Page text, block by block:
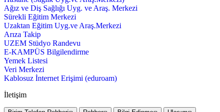
Ağız ve Diş Sağlığı Uyg. ve Araş. Merkezi
Sürekli Eğitim Merkezi
Uzaktan Eğitim Uyg.ve Araş.Merkezi
Arıza Takip
UZEM Stüdyo Randevu
E-KAMPÜS Bilgilendirme
Yemek Listesi
Veri Merkezi
Kablosuz İnternet Erişimi (eduroam)
İletişim